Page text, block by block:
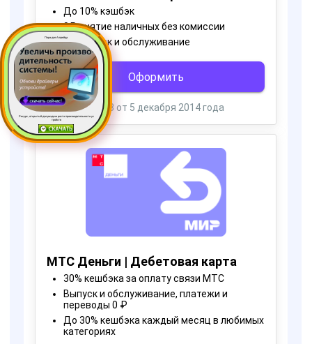
Пора для Апгрейда
Ресурс, открытый для раздачи роста производительности ус
тройств